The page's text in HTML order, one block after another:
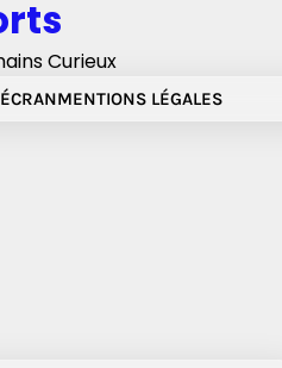
Curieux
MENTIONS LÉGALES